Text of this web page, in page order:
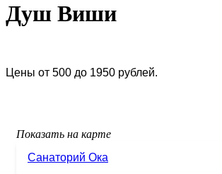
Душ Виши
Цены от 500 до 1950 рублей.
Показать на карте
Санаторий Ока